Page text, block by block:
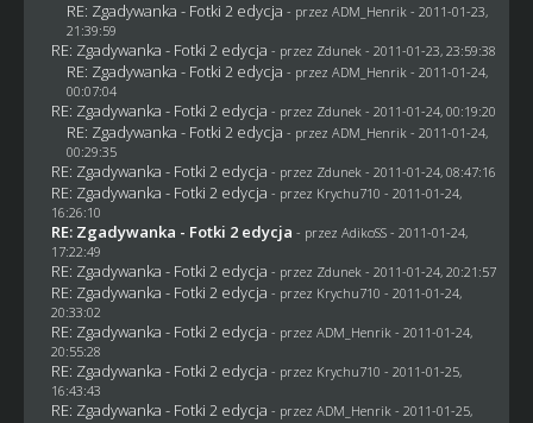
RE: Zgadywanka - Fotki 2 edycja - przez ADM_Henrik - 2011-01-23,
21:39:59
RE: Zgadywanka - Fotki 2 edycja - przez Zdunek - 2011-01-23, 23:59:38
RE: Zgadywanka - Fotki 2 edycja - przez ADM_Henrik - 2011-01-24,
00:07:04
RE: Zgadywanka - Fotki 2 edycja - przez Zdunek - 2011-01-24, 00:19:20
RE: Zgadywanka - Fotki 2 edycja - przez ADM_Henrik - 2011-01-24,
00:29:35
RE: Zgadywanka - Fotki 2 edycja - przez Zdunek - 2011-01-24, 08:47:16
RE: Zgadywanka - Fotki 2 edycja - przez Krychu710 - 2011-01-24,
16:26:10
RE: Zgadywanka - Fotki 2 edycja - przez AdikoSS - 2011-01-24,
17:22:49
RE: Zgadywanka - Fotki 2 edycja - przez Zdunek - 2011-01-24, 20:21:57
RE: Zgadywanka - Fotki 2 edycja - przez Krychu710 - 2011-01-24,
20:33:02
RE: Zgadywanka - Fotki 2 edycja - przez ADM_Henrik - 2011-01-24,
20:55:28
RE: Zgadywanka - Fotki 2 edycja - przez Krychu710 - 2011-01-25,
16:43:43
RE: Zgadywanka - Fotki 2 edycja - przez ADM_Henrik - 2011-01-25,